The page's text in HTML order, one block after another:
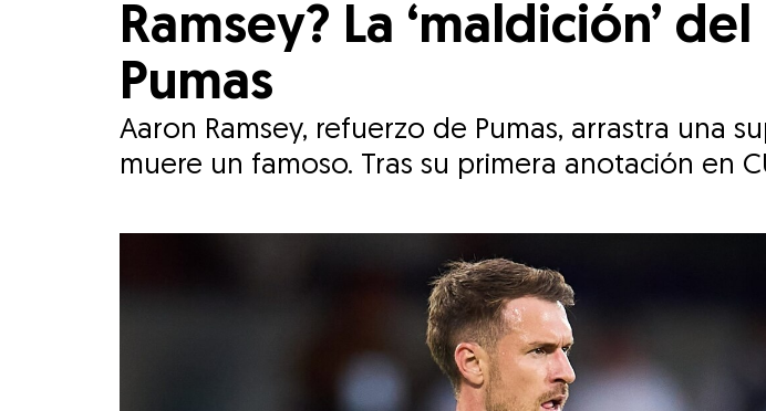
Ramsey? La ‘maldición’
Pumas
Aaron Ramsey, refuerzo de Pumas, arrastra una
muere un famoso. Tras su primera anotación en